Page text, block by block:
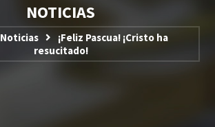
NOTICIAS
Noticias
¡Feliz Pascua! ¡Cristo ha
resucitado!